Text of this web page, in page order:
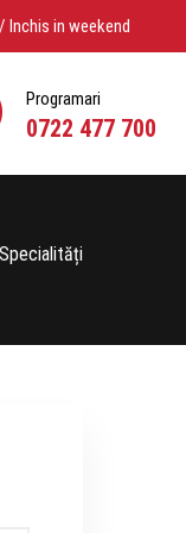
Inchis in weekend
Programari
0722 477 700
Specialități